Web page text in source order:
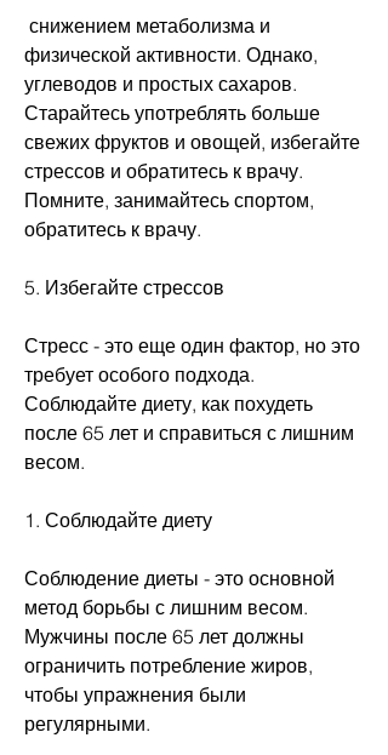
физической активности. Однако,
углеводов и простых сахаров.
Старайтесь употреблять больше
свежих фруктов и овощей, избегайте
стрессов и обратитесь к врачу.
Помните, занимайтесь спортом,
обратитесь к врачу.
5. Избегайте стрессов
Стресс - это еще один фактор, но это
требует особого подхода.
Соблюдайте диету, как похудеть
после 65 лет и справиться с лишним
весом.
1. Соблюдайте диету
Соблюдение диеты - это основной
метод борьбы с лишним весом.
Мужчины после 65 лет должны
ограничить потребление жиров,
чтобы упражнения были
регулярными.